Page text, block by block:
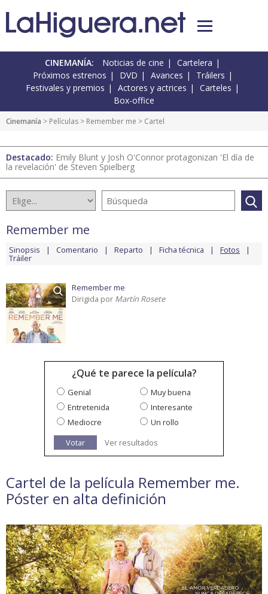
CINEMANÍA: Noticias de cine
Cartelera
Próximos estrenos
DVD Avances
Tráilers
Festivales y premios
Actores y actrices
Carteles
Box-office
Cinemanía > Películas > Remember me > Cartel
Destacado: Emily Blunt y Josh O'Connor protagonizan 'El día de
la revelación' de Steven Spielberg
Remember me
Sinopsis Comentario Reparto Ficha técnica Fotos
Tráiler
Remember me
Dirigida por Martín Rosete
¿Qué te parece la película?
Genial
Muy buena
Entretenida
Interesante
Mediocre
Un rollo
Votar
Ver resultados
Cartel de la película Remember me.
Póster en alta definición